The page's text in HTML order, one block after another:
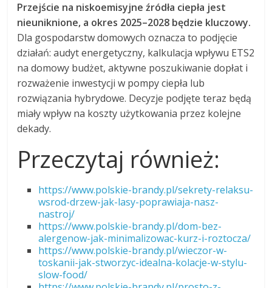
Przejście na niskoemisyjne źródła ciepła jest
nieuniknione, a okres 2025–2028 będzie kluczowy.
Dla gospodarstw domowych oznacza to podjęcie
działań: audyt energetyczny, kalkulacja wpływu ETS2
na domowy budżet, aktywne poszukiwanie dopłat i
rozważenie inwestycji w pompy ciepła lub
rozwiązania hybrydowe. Decyzje podjęte teraz będą
miały wpływ na koszty użytkowania przez kolejne
dekady.
Przeczytaj również:
https://www.polskie-brandy.pl/sekrety-relaksu-
wsrod-drzew-jak-lasy-poprawiaja-nasz-
nastroj/
https://www.polskie-brandy.pl/dom-bez-
alergenow-jak-minimalizowac-kurz-i-roztocza/
https://www.polskie-brandy.pl/wieczor-w-
toskanii-jak-stworzyc-idealna-kolacje-w-stylu-
slow-food/